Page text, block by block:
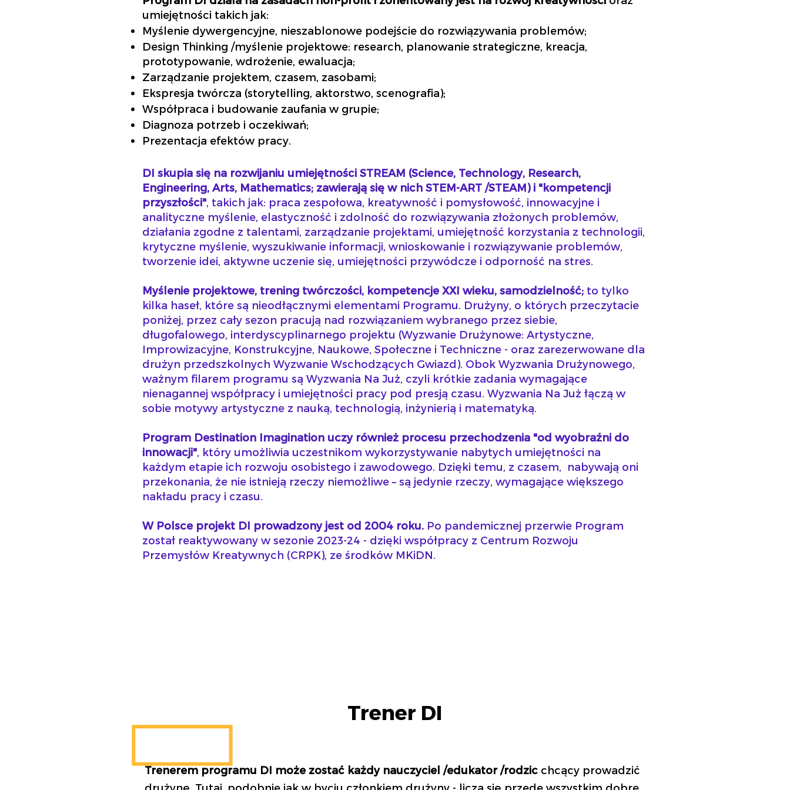
umiejętności takich jak:
Myślenie dywergencyjne, nieszablonowe podejście do rozwiązywania problemów;
Design Thinking /myślenie projektowe: research, planowanie strategiczne, kreacja,
prototypowanie, wdrożenie, ewaluacja;
Zarządzanie projektem, czasem, zasobami;
Ekspresja twórcza (storytelling, aktorstwo, scenografia);
Współpraca i budowanie zaufania w grupie;
Diagnoza potrzeb i oczekiwań;
Prezentacja efektów pracy.
DI skupia się na rozwijaniu umiejętności STREAM (Science, Technology, Research,
Engineering, Arts, Mathematics; zawierają się w nich STEM-ART /STEAM) i "kompetencji
przyszłości" , takich jak: praca zespołowa, kreatywność i pomysłowość, innowacyjne i
analityczne myślenie, elastyczność i zdolność do rozwiązywania złożonych problemów,
działania zgodne z talentami, zarządzanie projektami, umiejętność korzystania z technologii,
krytyczne myślenie, wyszukiwanie informacji, wnioskowanie i rozwiązywanie problemów,
tworzenie idei, aktywne uczenie się, umiejętności przywódcze i odporność na stres.
Myślenie projektowe, trening twórczości, kompetencje XXI wieku, samodzielność; to tylko
kilka haseł, które są nieodłącznymi elementami Programu. Drużyny, o których przeczytacie
poniżej, przez cały sezon pracują nad rozwiązaniem wybranego przez siebie,
długofalowego, interdyscyplinarnego projektu (Wyzwanie Drużynowe: Artystyczne,
Improwizacyjne, Konstrukcyjne, Naukowe, Społeczne i Techniczne - oraz zarezerwowane dla
drużyn przedszkolnych Wyzwanie Wschodzących Gwiazd). Obok Wyzwania Drużynowego,
ważnym filarem programu są Wyzwania Na Już, czyli krótkie zadania wymagające
nienagannej współpracy i umiejętności pracy pod presją czasu. Wyzwania Na Już łączą w
sobie motywy artystyczne z nauką, technologią, inżynierią i matematyką.
Program Destination Imagination uczy również procesu przechodzenia "od wyobraźni do
innowacji" , który umożliwia uczestnikom wykorzystywanie nabytych umiejętności na
każdym etapie ich rozwoju osobistego i zawodowego. Dzięki temu, z czasem, nabywają oni
przekonania, że nie istnieją rzeczy niemożliwe – są jedynie rzeczy, wymagające większego
nakładu pracy i czasu.
W Polsce projekt DI prowadzony jest od 2004 roku. Po pandemicznej przerwie Program
został reaktywowany w sezonie 2023-24 - dzięki współpracy z Centrum Rozwoju
Przemysłów Kreatywnych (CRPK), ze środków MKiDN.
Trener DI
Trenerem programu DI może zostać każdy nauczyciel /edukator /rodzic chcący prowadzić
drużynę. Tutaj, podobnie jak w byciu członkiem drużyny - liczą się przede wszystkim dobre